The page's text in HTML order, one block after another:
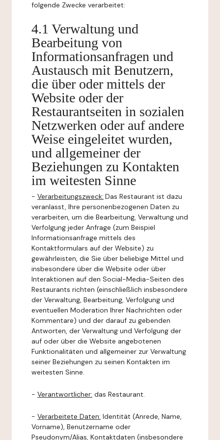
folgende Zwecke verarbeitet:
4.1 Verwaltung und
Bearbeitung von
Informationsanfragen und
Austausch mit Benutzern,
die über oder mittels der
Website oder der
Restaurantseiten in sozialen
Netzwerken oder auf andere
Weise eingeleitet wurden,
und allgemeiner der
Beziehungen zu Kontakten
im weitesten Sinne
- Verarbeitungszweck: Das Restaurant ist dazu
veranlasst, Ihre personenbezogenen Daten zu
verarbeiten, um die Bearbeitung, Verwaltung und
Verfolgung jeder Anfrage (zum Beispiel
Informationsanfrage mittels des
Kontaktformulars auf der Website) zu
gewährleisten, die Sie über beliebige Mittel und
insbesondere über die Website oder über
Interaktionen auf den Social-Media-Seiten des
Restaurants richten (einschließlich insbesondere
der Verwaltung, Bearbeitung, Verfolgung und
eventuellen Moderation Ihrer Nachrichten oder
Kommentare) und der darauf zu gebenden
Antworten, der Verwaltung und Verfolgung der
auf oder über die Website angebotenen
Funktionalitäten und allgemeiner zur Verwaltung
seiner Beziehungen zu seinen Kontakten im
weitesten Sinne.
- Verantwortlicher: das Restaurant.
- Verarbeitete Daten: Identität (Anrede, Name,
Vorname), Benutzername oder
Pseudonym/Alias, Kontaktdaten (insbesondere